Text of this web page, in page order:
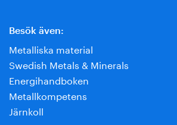
Besök även:
Metalliska material
Swedish Metals & Minerals
Energihandboken
Metallkompetens
Järnkoll